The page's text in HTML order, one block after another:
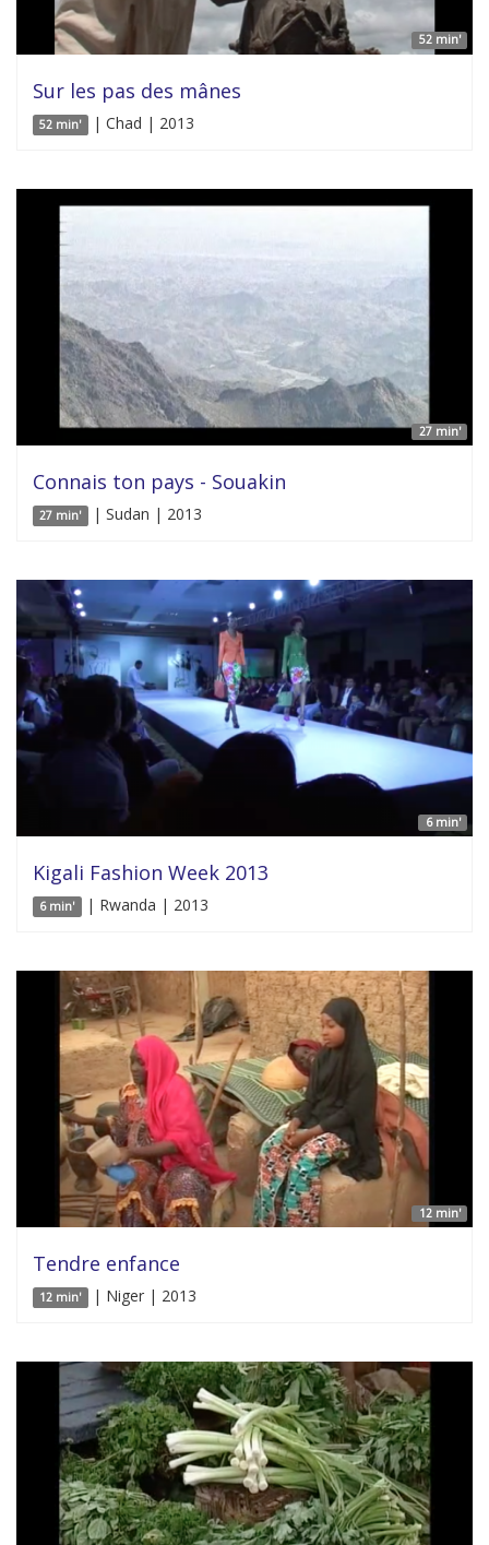
52 min'
Sur les pas des mânes
52 min' | Chad | 2013
27 min'
Connais ton pays - Souakin
27 min' | Sudan | 2013
6 min'
Kigali Fashion Week 2013
6 min' | Rwanda | 2013
12 min'
Tendre enfance
12 min' | Niger | 2013